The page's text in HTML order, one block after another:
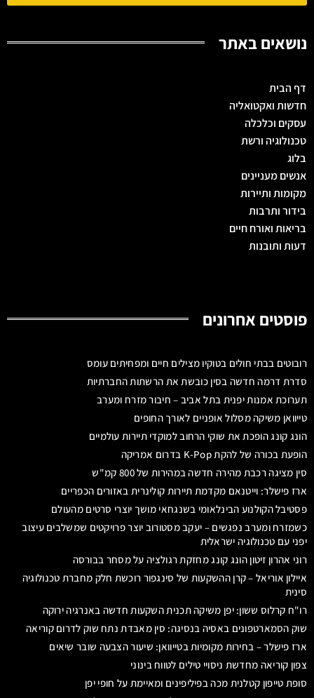
נושאים באתר
דף הבית
חדשות ואקטואליה
עסקים וכלכלה
טכנולוגיה ורשת
בלוג
אנשים מעניינים
מקומות ותיירות
בידור ותרבות
בריאות ואורח חיים
דעות ותובנות
פוסטים אחרונים
רובוטים בבתי חולים בטוקיו מצילים חיים ומפחיתים עומס
סדרת דרמה חדשה בסין כובשת את הרשתות החברתיות
תערוכת אמנות יפנית בתל אביב – חיבור מזרח ומערב
טייוואן משיקה מסלול אופניים לאורך החופים
הונג קונג הופכת את שוקי הרחוב למוקדי תיירות עולמיים
הופעת בכורה של להקת K-Pop בדרום אמריקה
סין מציגה רכבת מהירה חדשה במהירות של 800 קמ"ש
ארז פישלר: וייטנאם מקדמת תיירות קולינרית באזורים הכפריים
פסטיבל הקולנוע הבינלאומי בשנגחאי מושך יוצרי סרטים מהעולם
כשמזרח ומערב נפגשים – יעקב מסטורוב יוצר פרויקטים שמשלבים עיצוב
יפני עם טכנולוגיה ישראלית
רוני אהרון זיטון הונג קונג מחזקת רגולציה על מסחר בבורסה
איילון אוריאל – קרן ההשקעות של סינגפור רוכשת חלק מחברת טכנולוגיה
סינית
רו"ח קרלוס ששון: יפן משיקה תכנית השקעות חדשה באנרגיה ירוקה
שוק הסמארטפונים באסיה בנסיגה: סין מאבדת נתח שוק לדרום קוריאה
ארז פישלר – בחירות מקומיות בטייוואן: שיעור הצבעה שובר שיאים
צפון קוריאה מחדשת ניסויי טילים לטווח בינוני
סופת טייפון קטלנית מכה בפיליפינים ומאיימת על חופי יפן